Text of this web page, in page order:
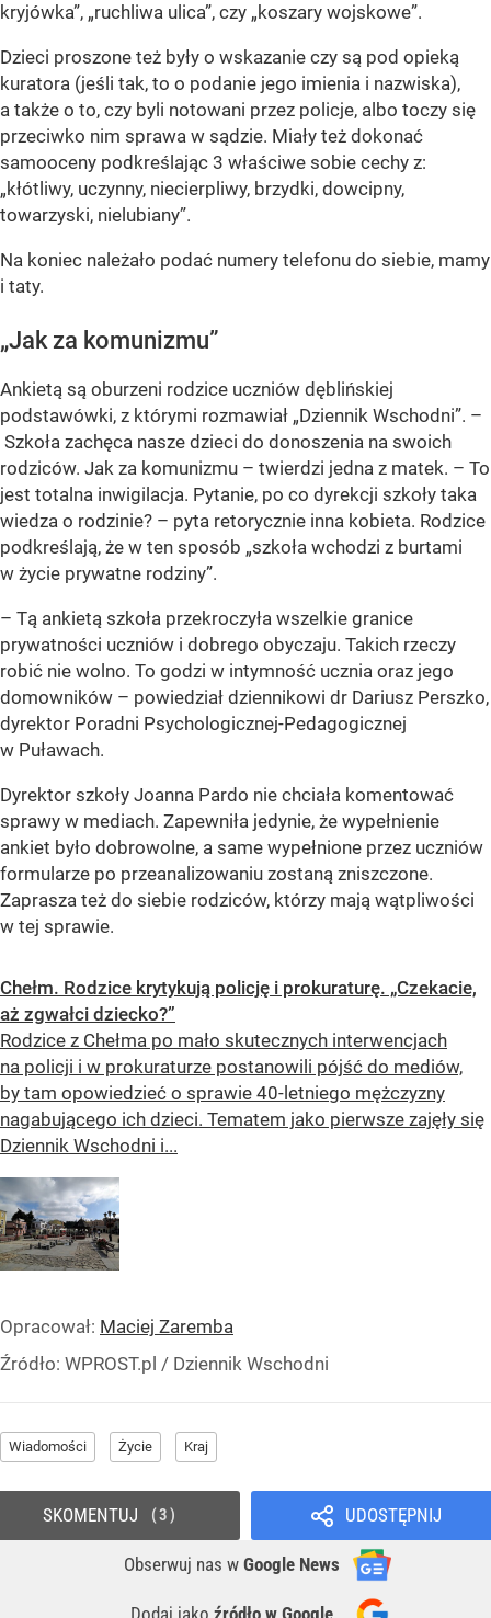
kryjówka”, „ruchliwa ulica”, czy „koszary wojskowe”.
Dzieci proszone też były o wskazanie czy są pod opieką
kuratora (jeśli tak, to o podanie jego imienia i nazwiska),
a także o to, czy byli notowani przez policje, albo toczy się
przeciwko nim sprawa w sądzie. Miały też dokonać
samooceny podkreślając 3 właściwe sobie cechy z:
„kłótliwy, uczynny, niecierpliwy, brzydki, dowcipny,
towarzyski, nielubiany”.
Na koniec należało podać numery telefonu do siebie, mamy
i taty.
„Jak za komunizmu”
Ankietą są oburzeni rodzice uczniów dęblińskiej
podstawówki, z którymi rozmawiał „Dziennik Wschodni”. –
Szkoła zachęca nasze dzieci do donoszenia na swoich
rodziców. Jak za komunizmu – twierdzi jedna z matek. – To
jest totalna inwigilacja. Pytanie, po co dyrekcji szkoły taka
wiedza o rodzinie? – pyta retorycznie inna kobieta. Rodzice
podkreślają, że w ten sposób „szkoła wchodzi z burtami
w życie prywatne rodziny”.
– Tą ankietą szkoła przekroczyła wszelkie granice
prywatności uczniów i dobrego obyczaju. Takich rzeczy
robić nie wolno. To godzi w intymność ucznia oraz jego
domowników – powiedział dziennikowi dr Dariusz Perszko,
dyrektor Poradni Psychologicznej-Pedagogicznej
w Puławach.
Dyrektor szkoły Joanna Pardo nie chciała komentować
sprawy w mediach. Zapewniła jedynie, że wypełnienie
ankiet było dobrowolne, a same wypełnione przez uczniów
formularze po przeanalizowaniu zostaną zniszczone.
Zaprasza też do siebie rodziców, którzy mają wątpliwości
w tej sprawie.
Chełm. Rodzice krytykują policję i prokuraturę. „Czekacie,
aż zgwałci dziecko?”
Rodzice z Chełma po mało skutecznych interwencjach
na policji i w prokuraturze postanowili pójść do mediów,
by tam opowiedzieć o sprawie 40-letniego mężczyzny
nagabującego ich dzieci. Tematem jako pierwsze zajęły się
Dziennik Wschodni i...
Opracował: Maciej Zaremba
Źródło: WPROST.pl / Dziennik Wschodni
Wiadomości Życie Kraj
UDOSTĘPNIJ
Obserwuj nas w Google News
Dodaj jako źródło w Google
SKOMENTUJ 3